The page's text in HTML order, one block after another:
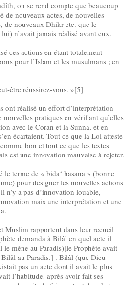
on se rend compte que beaucoup
de nouveaux actes, de nouvelles
de nouveaux Dhikr etc. que le
n’avait jamais réalisé avant eux.
ces actions en étant totalement
pour l’Islam et les musulmans ; en
être réussirez-vous. »[5]
ont réalisé un effort d’interprétation
pratiques en vérifiant qu’elles
avec le Coran et la Sunna, et en
écartaient. Tout ce que la Loi atteste
bon et tout ce que les textes
est une innovation mauvaise à rejeter.
le terme de « bida‘ hasana » (bonne
pour désigner les nouvelles actions
n’y a pas d’innovation louable,
mais une interprétation et une
Muslim rapportent dans leur recueil
demanda à Bilâl en quel acte il
le mène au Paradis)[le Prophète avait
au Paradis.] . Bilâl (que Dieu
pas un acte dont il avait le plus
l’habitude, après avoir fait ses